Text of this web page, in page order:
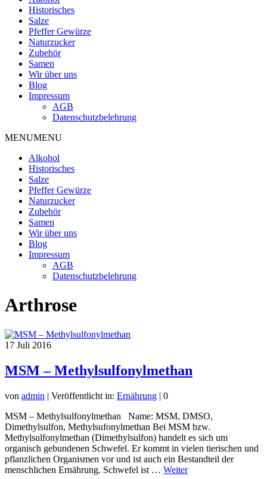
Historisches
Salze
Pfeffer Gewürze
Naturzucker
Zubehör
Samen
Wir über uns
Blog
Impressum
AGB
Datenschutzbelehrung
MENUMENU
Alkohol
Historisches
Salze
Pfeffer Gewürze
Naturzucker
Zubehör
Samen
Wir über uns
Blog
Impressum
AGB
Datenschutzbelehrung
Arthrose
17 Juli 2016
MSM – Methylsulfonylmethan
von admin | Veröffentlicht in: Ernährung | 0
MSM – Methylsulfonylmethan Name: MSM, DMSO,
Dimethylsulfon, Methylsufonylmethan Bei MSM bzw.
Methylsulfonylmethan (Dimethylsulfon) handelt es sich um
organisch gebundenen Schwefel. Er kommt in vielen tierischen und
pflanzlichen Organismen vor und ist auch ein Bestandteil der
menschlichen Ernährung. Schwefel ist … Weiter